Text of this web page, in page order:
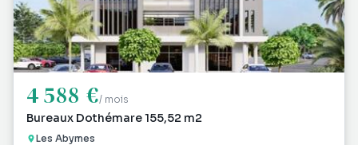
4 588 €/ mois
Bureaux Dothémare 155,52 m2
Les Abymes